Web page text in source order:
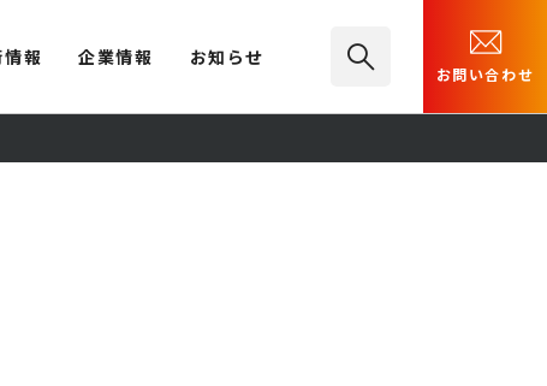
報 企業情報 お知らせ
お問い合わせ